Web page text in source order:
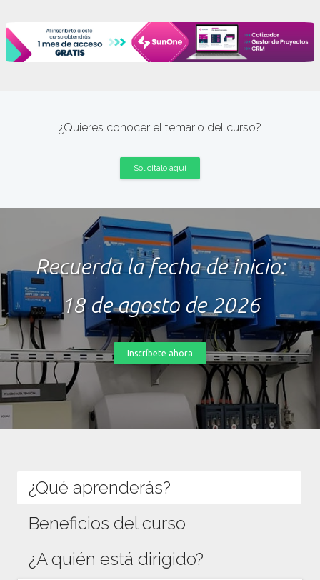
¿Quieres conocer el temario del curso?
Solicitalo aquí
Recuerda la fecha de inicio:
18 de agosto de 2026
Inscríbete ahora
¿Qué aprenderás?
Beneficios del curso
¿A quién está dirigido?